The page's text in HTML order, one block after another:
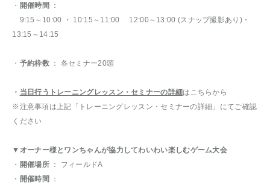
・ 開催時間 ：
9:15～10:00 ・ 10:15～11:00 12:00～13:00 (スナップ撮影あり)・
13:15～14:15
・ 予約枠数： 各セミナー20頭
・ 当日行うトレーニングレッスン・セミナーの詳細はこちらから
※注意事項は上記「トレーニングレッスン・セミナーの詳細」にてご確認
ください
▼ オーナー様とワンちゃんが協力してわいわい楽しむゲーム大会
・ 開催場所 ： フィールドA
・ 開催時間 ：